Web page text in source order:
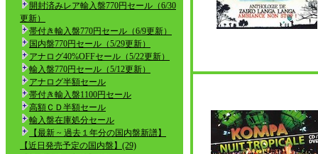
開封済みレア輸入盤770円セール（6/30
更新）
帯付き輸入盤770円セール（6/9更新）
国内盤770円セール（5/29更新）
アナログ40%OFFセール（5/22更新）
輸入盤770円セール（5/12更新）
アナログ半額セール
帯付き輸入盤1100円セール
高額ＣＤ半額セール
輸入盤在庫処分セール
【最新 ~ 過去１年分の国内盤新譜】
【近日発売予定の国内盤】(29)